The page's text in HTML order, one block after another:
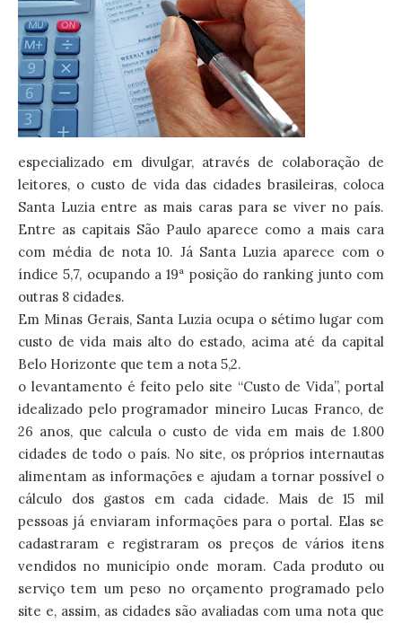
especializado em divulgar, através de colaboração de
leitores, o custo de vida das cidades brasileiras, coloca
Santa Luzia entre as mais caras para se viver no país.
Entre as capitais São Paulo aparece como a mais cara
com média de nota 10. Já Santa Luzia aparece com o
índice 5,7, ocupando a 19ª posição do ranking junto com
outras 8 cidades.
Em Minas Gerais, Santa Luzia ocupa o sétimo lugar com
custo de vida mais alto do estado, acima até da capital
Belo Horizonte que tem a nota 5,2.
o levantamento é feito pelo site “Custo de Vida”, portal
idealizado pelo programador mineiro Lucas Franco, de
26 anos, que calcula o custo de vida em mais de 1.800
cidades de todo o país. No site, os próprios internautas
alimentam as informações e ajudam a tornar possível o
cálculo dos gastos em cada cidade. Mais de 15 mil
pessoas já enviaram informações para o portal. Elas se
cadastraram e registraram os preços de vários itens
vendidos no município onde moram. Cada produto ou
serviço tem um peso no orçamento programado pelo
site e, assim, as cidades são avaliadas com uma nota que